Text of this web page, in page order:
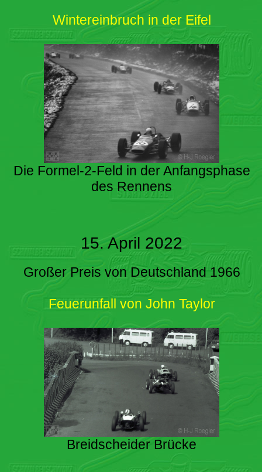
Wintereinbruch in der Eifel
Die Formel-2-Feld in der Anfangsphase
des Rennens
15. April 2022
Großer Preis von Deutschland 1966
Feuerunfall von John Taylor
Breidscheider Brücke